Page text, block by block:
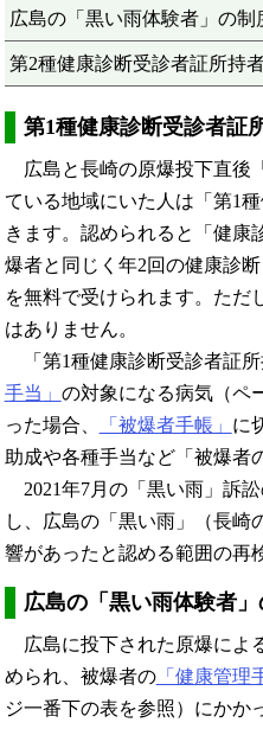
広島の「黒い雨体験者」の制
第2種健康診断受診者証所持
第1種健康診断受診者証
広島と長崎の原爆投下直後
ている地域にいた人は「第1
きます。認められると「健康
爆者と同じく年2回の健康診
を無料で受けられます。ただ
はありません。
「第1種健康診断受診者証
手当」 の対象になる病気（ペ
った場合、
「被爆者手帳」 に
助成や各種手当など「被爆者
2021年7月の「黒い雨」訴
し、広島の「黒い雨」（長崎
響があったと認める範囲の再
広島の「黒い雨体験者
広島に投下された原爆によ
められ、被爆者の「健康管理
ジ一番下の表を参照）にかか